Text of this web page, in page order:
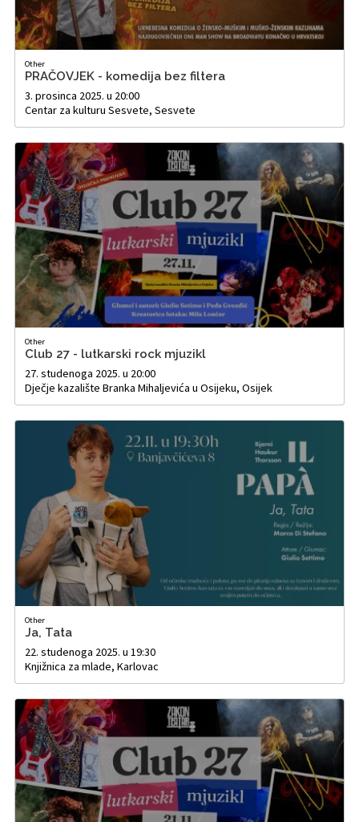
Other
PRAČOVJEK - komedija bez filtera
3. prosinca 2025. u 20:00
Centar za kulturu Sesvete, Sesvete
Other
Club 27 - lutkarski rock mjuzikl
27. studenoga 2025. u 20:00
Dječje kazalište Branka Mihaljevića u Osijeku, Osijek
Other
Ja, Tata
22. studenoga 2025. u 19:30
Knjižnica za mlade, Karlovac